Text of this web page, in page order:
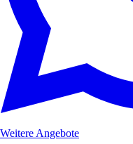
Weitere Angebote